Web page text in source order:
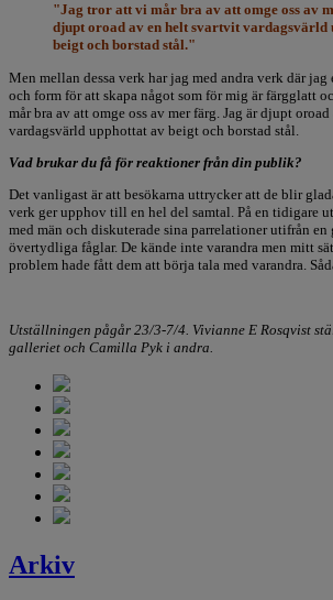
"Jag tror att vi mår bra av att omge oss av
djupt oroad av en helt svartvit vardagsvärld
beigt och borstad stål."
Men mellan dessa verk har jag med andra verk där jag
och form för att skapa något som för mig är färgglatt
mår bra av att omge oss av mer färg. Jag är djupt
vardagsvärld upphottat av beigt och borstad stål.
Vad brukar du få för reaktioner från din publik?
Det vanligast är att besökarna uttrycker att de blir
verk ger upphov till en hel del samtal. På en tidigare
med män och diskuterade sina parrelationer utifrån
övertydliga fåglar. De kände inte varandra men mitt
problem hade fått dem att börja tala med varandra.
Utställningen pågår 23/3-7/4. Vivianne E Rosqvist
galleriet och Camilla Pyk i andra.
Arkiv